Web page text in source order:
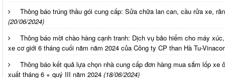
Thông báo trúng thầu gói cung cấp: Sửa chữa lan can, cầu rửa xe,
(20/06/2024)
Thông báo mời chào hàng cạnh tranh: Dịch vụ bảo hiểm cho máy
xe cơ giới 6 tháng cuối năm năm 2024 của Công ty CP than Hà Tu-
Thông báo kết quả lựa chọn nhà cung cấp đơn hàng mua sắm lốp xe
xuất tháng 6 + quý III năm 2024 (18/06/2024)